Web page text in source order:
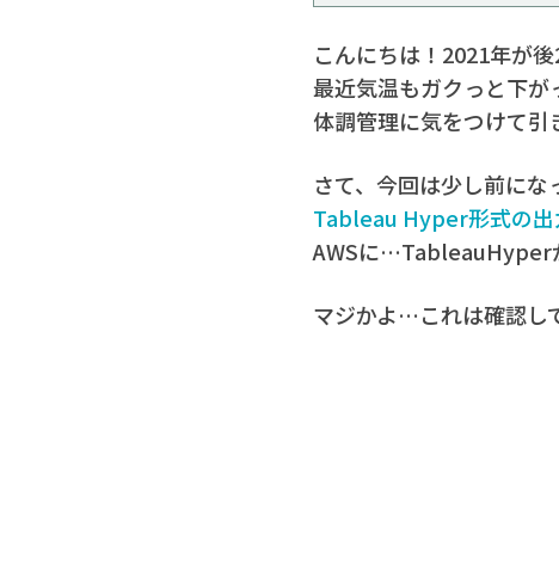
こんにちは！2021年が
最近気温もガクっと下が
体調管理に気をつけて引
さて、今回は少し前に
Tableau Hyper形式の出
AWSに…TableauHyper
マジかよ…これは確認し